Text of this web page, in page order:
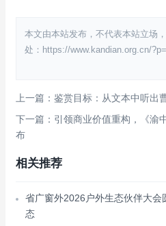
本文由本站发布，不代表本站立场
处：https://www.kandian.org.cn/
上一篇：鉴赏目标：从文本中听出
下一篇：引领商业价值重构，《渝
布
相关推荐
省广窗外2026户外生态伙伴大会
态